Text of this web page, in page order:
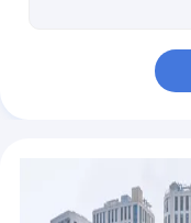
ตัวควบคุมเซ็นเซอร์ IR ที่ได้
สวิตช์เซ็นเซอร์ตรวจจับความเค
สวิตช์เซ็นเซอร์สัมผัสแรงดั
ระดับความคุ้มครองชั้น II Ultra Slim